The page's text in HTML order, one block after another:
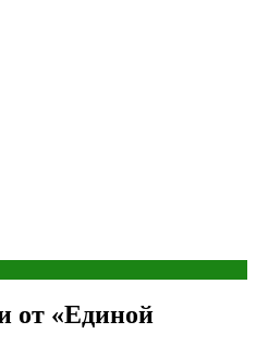
от «Единой